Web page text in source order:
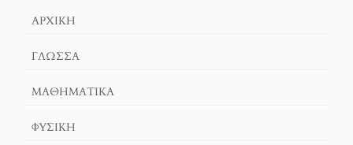
ΑΡΧΙΚΉ
ΓΛΏΣΣΑ
ΜΑΘΗΜΑΤΙΚΆ
ΦΥΣΙΚΗ